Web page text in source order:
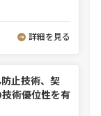
詳細を見る
止技術、契
術優位性を有